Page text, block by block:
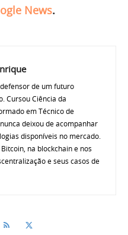
News.
de um futuro
Cursou Ciência da
em Técnico de
deixou de acompanhar
disponíveis no mercado.
na blockchain e nos
e seus casos de